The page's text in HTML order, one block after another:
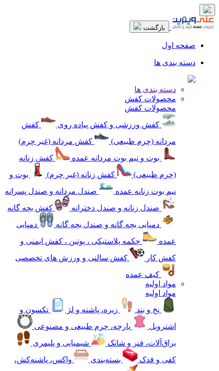
بازگشت
صفحه اول
دسته بندی ها
دسته بندی ها
محصولات کفش
محصولات کفش
کفش ورزشی و کفش پیاده روی
کفش
مردانه (چرم طبیعی)
کفش مردانه (غیر چرم)
بوت و نیم بوت مردانه عمده
کفش زنانه
(چرم طبیعی)
کفش زنانه (غیر چرم)
بوت و
نیم بوت زنانه عمده
صندل مردانه و صندل پسرانه
صندل زنانه و صندل دخترانه
کفش بچه گانه
دمپایی بچه گانه و صندل بچه گانه
دمپایی
عمده
چکمه پلاستیکی ، پوتین ، کفش ایمنی و
کفش کار
کفش سالنی و ورزش های تخصصی
کیف عمده
مواد اولیه
مواد اولیه
نخ و بند
زیره، پاشنه و لژ
تکسون و
اشتروبل
پارچه، چرم طبیعی و مصنوعی
یراق‌آلات، فنر و شانک
شیمیایی و پلیمری
کفی و قدک
بسته‌بندی
واکس، پاشنه‌کش،